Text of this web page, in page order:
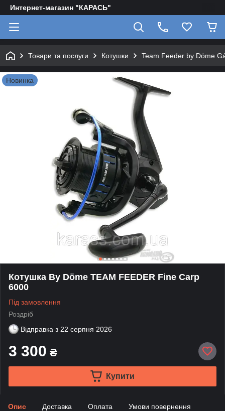
Интернет-магазин "КАРАСЬ"
Товари та послуги Котушки Team Feeder by Döme
Новинка
Котушка By Döme TEAM FEEDER Fine Carp
6000
Під замовлення
Роздріб
Відправка з 22 серпня 2026
3 300 ₴
Купити
Опис Доставка Оплата Умови повернення